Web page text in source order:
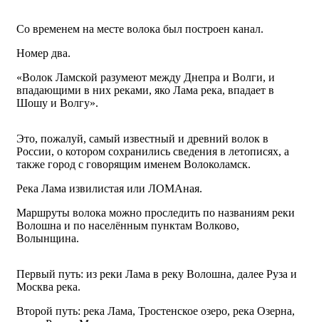
Со временем на месте волока был построен канал.
Номер два.
«Волок Ламской разумеют между Днепра и Волги, и
впадающими в них реками, яко Лама река, впадает в
Шошу и Волгу».
Это, пожалуй, самый известный и древний волок в
России, о котором сохранились сведения в летописях, а
также город с говорящим именем Волоколамск.
Река Лама извилистая или ЛОМАная.
Маршруты волока можно проследить по названиям реки
Волошна и по населённым пунктам Волково,
Волынщина.
Первый путь: из реки Лама в реку Волошна, далее Руза и
Москва река.
Второй путь: река Лама, Тростенское озеро, река Озерна,